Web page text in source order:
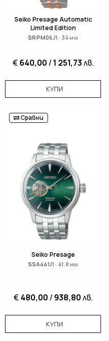
Seiko Presage Automatic
Limited Edition
SRPM06J1 · 34 мм
€ 640,00 /1 251,73лв.
КУПИ
Сравни
Seiko Presage
SSA441J1 · 41.8 мм
€ 480,00 /938,80лв.
КУПИ